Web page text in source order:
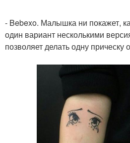
- Bebexo. Малышка ни покажет,
один вариант несколькими
позволяет делать одну прическу